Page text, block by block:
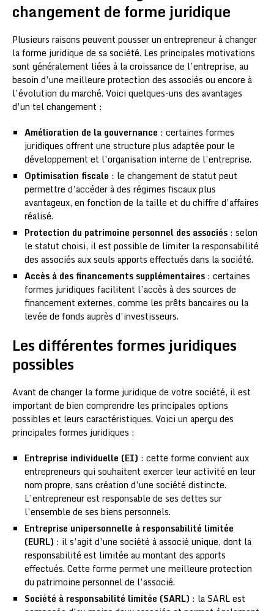
changement de forme juridique
Plusieurs raisons peuvent pousser un entrepreneur à changer
la forme juridique de sa société. Les principales motivations
sont généralement liées à la croissance de l’entreprise, au
besoin d’une meilleure protection des associés ou encore à
l’évolution du marché. Voici quelques-uns des avantages
d’un tel changement :
Amélioration de la gouvernance : certaines formes
juridiques offrent une structure plus adaptée pour le
développement et l’organisation interne de l’entreprise.
Optimisation fiscale : le changement de statut peut
permettre d’accéder à des régimes fiscaux plus
avantageux, en fonction de la taille et du chiffre d’affaires
réalisé.
Protection du patrimoine personnel des associés : selon
le statut choisi, il est possible de limiter la responsabilité
des associés aux seuls apports effectués dans la société.
Accès à des financements supplémentaires : certaines
formes juridiques facilitent l’accès à des sources de
financement externes, comme les prêts bancaires ou la
levée de fonds auprès d’investisseurs.
Les différentes formes juridiques
possibles
Avant de changer la forme juridique de votre société, il est
important de bien comprendre les principales options
possibles et leurs caractéristiques. Voici un aperçu des
principales formes juridiques :
Entreprise individuelle (EI) : cette forme convient aux
entrepreneurs qui souhaitent exercer leur activité en leur
nom propre, sans création d’une société distincte.
L’entrepreneur est responsable de ses dettes sur
l’ensemble de ses biens personnels.
Entreprise unipersonnelle à responsabilité limitée
(EURL) : il s’agit d’une société à associé unique, dont la
responsabilité est limitée au montant des apports
effectués. Cette forme permet une meilleure protection
du patrimoine personnel de l’associé.
Société à responsabilité limitée (SARL) : la SARL est